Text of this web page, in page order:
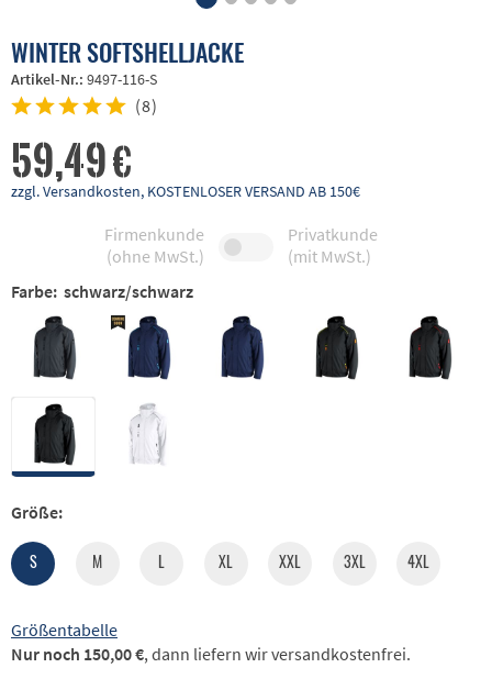
WINTER SOFTSHELLJACKE
Artikel-Nr.: 9497-116-S
(8)
59,49 €
zzgl. Versandkosten, KOSTENLOSER VERSAND AB 150€
Firmenkunde
(ohne MwSt.)
Privatkunde
(mit MwSt.)
Farbe: schwarz/schwarz
Größe:
S M L XL XXL 3XL 4XL
Größentabelle
Nur noch 150,00 €, dann liefern wir versandkostenfrei.